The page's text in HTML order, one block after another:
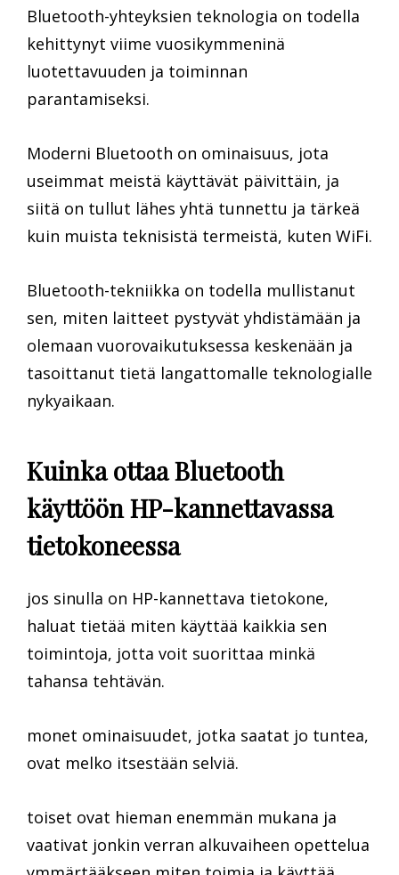
Bluetooth-yhteyksien teknologia on todella
kehittynyt viime vuosikymmeninä
luotettavuuden ja toiminnan
parantamiseksi.
Moderni Bluetooth on ominaisuus, jota
useimmat meistä käyttävät päivittäin, ja
siitä on tullut lähes yhtä tunnettu ja tärkeä
kuin muista teknisistä termeistä, kuten WiFi.
Bluetooth-tekniikka on todella mullistanut
sen, miten laitteet pystyvät yhdistämään ja
olemaan vuorovaikutuksessa keskenään ja
tasoittanut tietä langattomalle teknologialle
nykyaikaan.
Kuinka ottaa Bluetooth
käyttöön HP-kannettavassa
tietokoneessa
jos sinulla on HP-kannettava tietokone,
haluat tietää miten käyttää kaikkia sen
toimintoja, jotta voit suorittaa minkä
tahansa tehtävän.
monet ominaisuudet, jotka saatat jo tuntea,
ovat melko itsestään selviä.
toiset ovat hieman enemmän mukana ja
vaativat jonkin verran alkuvaiheen opettelua